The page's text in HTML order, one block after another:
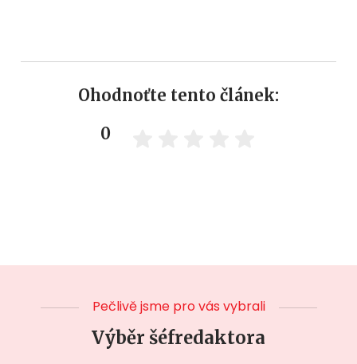
Ohodnoťte tento článek:
0
Pečlivě jsme pro vás vybrali
Výběr šéfredaktora